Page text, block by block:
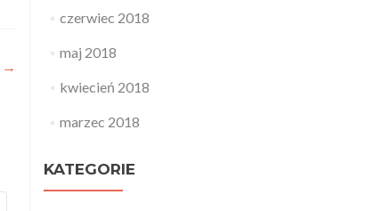
→
czerwiec 2018
maj 2018
kwiecień 2018
marzec 2018
KATEGORIE